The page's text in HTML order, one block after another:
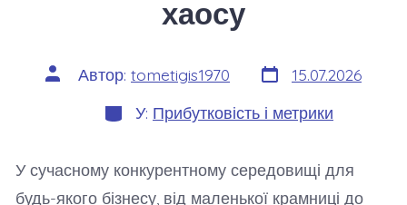
хаосу
Автор
запису
Автор: tometigis1970 Дата
запису
15.07.2026
Категорії
У: Прибутковість і метрики
У сучасному конкурентному середовищі для
будь-якого бізнесу, від маленької крамниці до